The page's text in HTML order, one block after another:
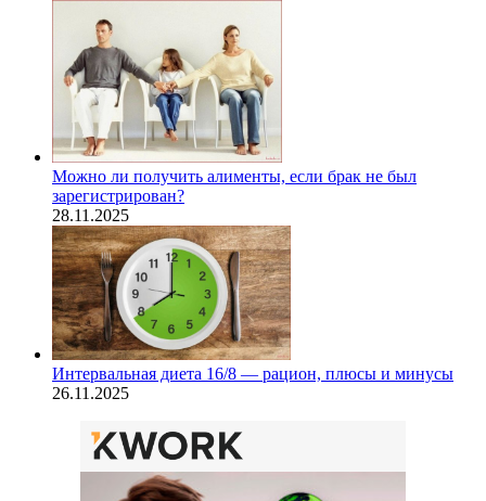
Можно ли получить алименты, если брак не был
зарегистрирован?
28.11.2025
Интервальная диета 16/8 — рацион, плюсы и минусы
26.11.2025